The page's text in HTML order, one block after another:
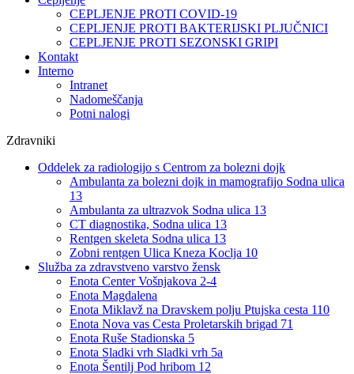
CEPLJENJE PROTI COVID-19
CEPLJENJE PROTI BAKTERIJSKI PLJUČNICI
CEPLJENJE PROTI SEZONSKI GRIPI
Kontakt
Interno
Intranet
Nadomeščanja
Potni nalogi
Zdravniki
Oddelek za radiologijo s Centrom za bolezni dojk
Ambulanta za bolezni dojk in mamografijo Sodna ulica
13
Ambulanta za ultrazvok Sodna ulica 13
CT diagnostika, Sodna ulica 13
Rentgen skeleta Sodna ulica 13
Zobni rentgen Ulica Kneza Koclja 10
Služba za zdravstveno varstvo žensk
Enota Center Vošnjakova 2-4
Enota Magdalena
Enota Miklavž na Dravskem polju Ptujska cesta 110
Enota Nova vas Cesta Proletarskih brigad 71
Enota Ruše Stadionska 5
Enota Sladki vrh Sladki vrh 5a
Enota Šentilj Pod hribom 12